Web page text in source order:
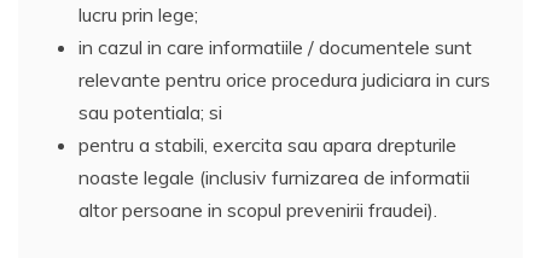
lucru prin lege;
in cazul in care informatiile / documentele sunt
relevante pentru orice procedura judiciara in curs
sau potentiala; si
pentru a stabili, exercita sau apara drepturile
noaste legale (inclusiv furnizarea de informatii
altor persoane in scopul prevenirii fraudei).